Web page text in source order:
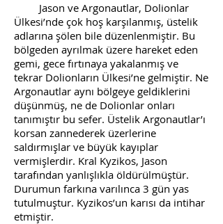
Jason ve Argonautlar, Dolionlar
Ülkesi’nde çok hoş karşılanmış, üstelik
adlarına şölen bile düzenlenmiştir. Bu
bölgeden ayrılmak üzere hareket eden
gemi, gece fırtınaya yakalanmış ve
tekrar Dolionların Ülkesi’ne gelmiştir. Ne
Argonautlar aynı bölgeye geldiklerini
düşünmüş, ne de Dolionlar onları
tanımıştır bu sefer. Üstelik Argonautlar’ı
korsan zannederek üzerlerine
saldırmışlar ve büyük kayıplar
vermişlerdir. Kral Kyzikos, Jason
tarafından yanlışlıkla öldürülmüştür.
Durumun farkına varılınca 3 gün yas
tutulmuştur. Kyzikos’un karısı da intihar
etmiştir.